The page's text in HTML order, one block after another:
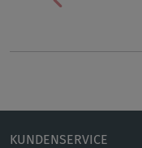
Vorherige
KUNDENSERVICE